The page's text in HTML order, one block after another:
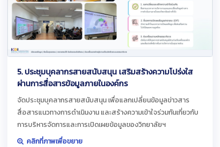
5. ประชุมบุคลากรสายสนับสนุน เสริมสร้างความโปร่งใส
ผ่านการสื่อสารข้อมูลภายในองค์กร
จัดประชุมบุคลากรสายสนับสนุน เพื่อแลกเปลี่ยนข้อมูลข่าวสาร
สื่อสารแนวทางการดำเนินงาน และสร้างความเข้าใจร่วมกันเกี่ยวกับ
การบริหารจัดการและการเปิดเผยข้อมูลของวิทยาลัยฯ
คลิกที่ภาพเพื่อขยาย